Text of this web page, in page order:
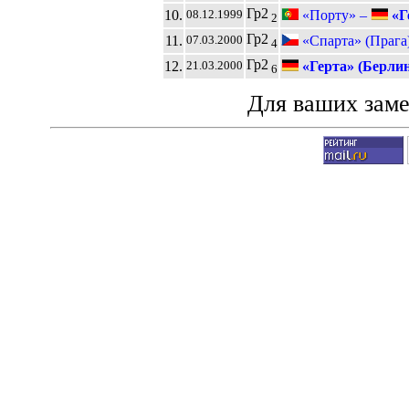
10. 08.12.1999 Гр22 «Порту» –
11. 07.03.2000 Гр24
«Спарта»
12. 21.03.2000 Гр26 «Герта»
Для ваших